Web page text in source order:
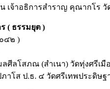
น เจ้าอธิการสำราญ คุณากโร
(ธรรมยุต)
๔๒ )
ศีลโสภณ (สำเนา) วัดทุ่งศรีเ
ภาโส ป.ธ. ๔ วัดศรีเทพประดิ